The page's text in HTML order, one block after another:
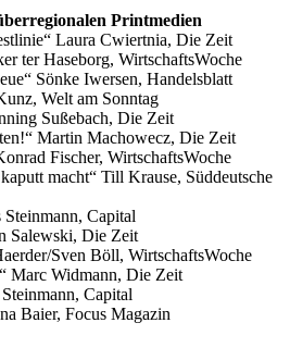
Printmedien
Laura Cwiertnia, Die Zeit
ter Haseborg, WirtschaftsWoche
Sönke Iwersen, Handelsblatt
Welt am Sonntag
Sußebach, Die Zeit
Martin Machowecz, Die Zeit
Fischer, WirtschaftsWoche
macht“ Till Krause, Süddeutsche
Capital
Salewski, Die Zeit
Sven Böll, WirtschaftsWoche
Marc Widmann, Die Zeit
Capital
Baier, Focus Magazin